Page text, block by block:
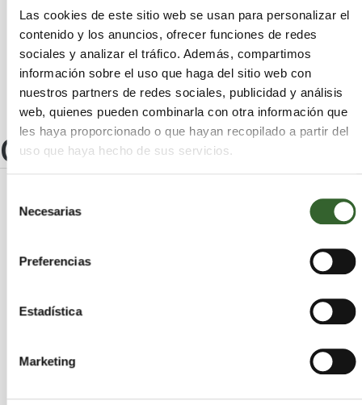
Las cookies de este sitio web se usan para personalizar el
contenido y los anuncios, ofrecer funciones de redes
sociales y analizar el tráfico. Además, compartimos
información sobre el uso que haga del sitio web con
nuestros partners de redes sociales, publicidad y análisis
web, quienes pueden combinarla con otra información que
les haya proporcionado o que hayan recopilado a partir del
uso que haya hecho de sus servicios.
Necesarias
Preferencias
Estadística
Marketing
Mansilla de la Sierra
Alesanco
Cuzcurrita de Río Tirón
Jalón de Cameros
Hormilla
Cidamón Pazuengos
Otros centros
GESTIÓN DE RESIDUOS
Alfaro | Trabaja en
MANCOMUNADA DE SAN